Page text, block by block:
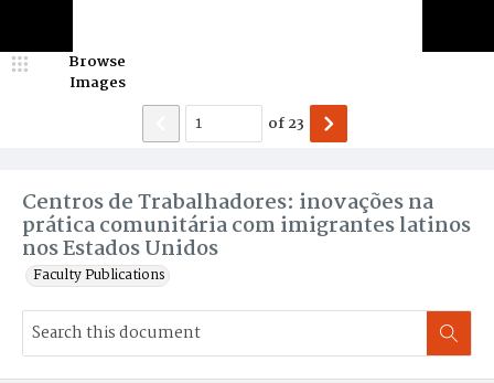
Centros de Trabalhadores: inovações na
prática comunitária com imigrantes latinos
nos Estados Unidos
Faculty Publications
Browse
Images
of23